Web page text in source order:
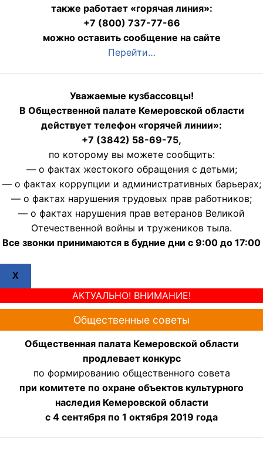
также работает «горячая линия»:
+7 (800) 737-77-66
можно оставить сообщение на сайте
Перейти…
Уважаемые кузбассовцы!
В Общественной палате Кемеровской области
действует телефон «горячей линии»:
+7 (3842) 58-69-75,
по которому вы можете сообщить:
— о фактах жестокого обращения с детьми;
— о фактах коррупции и административных барьерах;
— о фактах нарушения трудовых прав работников;
— о фактах нарушения прав ветеранов Великой
Отечественной войны и тружеников тыла.
Все звонки принимаются в будние дни с 9:00 до 17:00
X
АКТУАЛЬНО! ВНИМАНИЕ!
Общественные советы
Общественная палата Кемеровской области
продлевает конкурс
по формированию общественного совета
при комитете по охране объектов культурного
наследия Кемеровской области
с 4 сентября по 1 октября 2019 года